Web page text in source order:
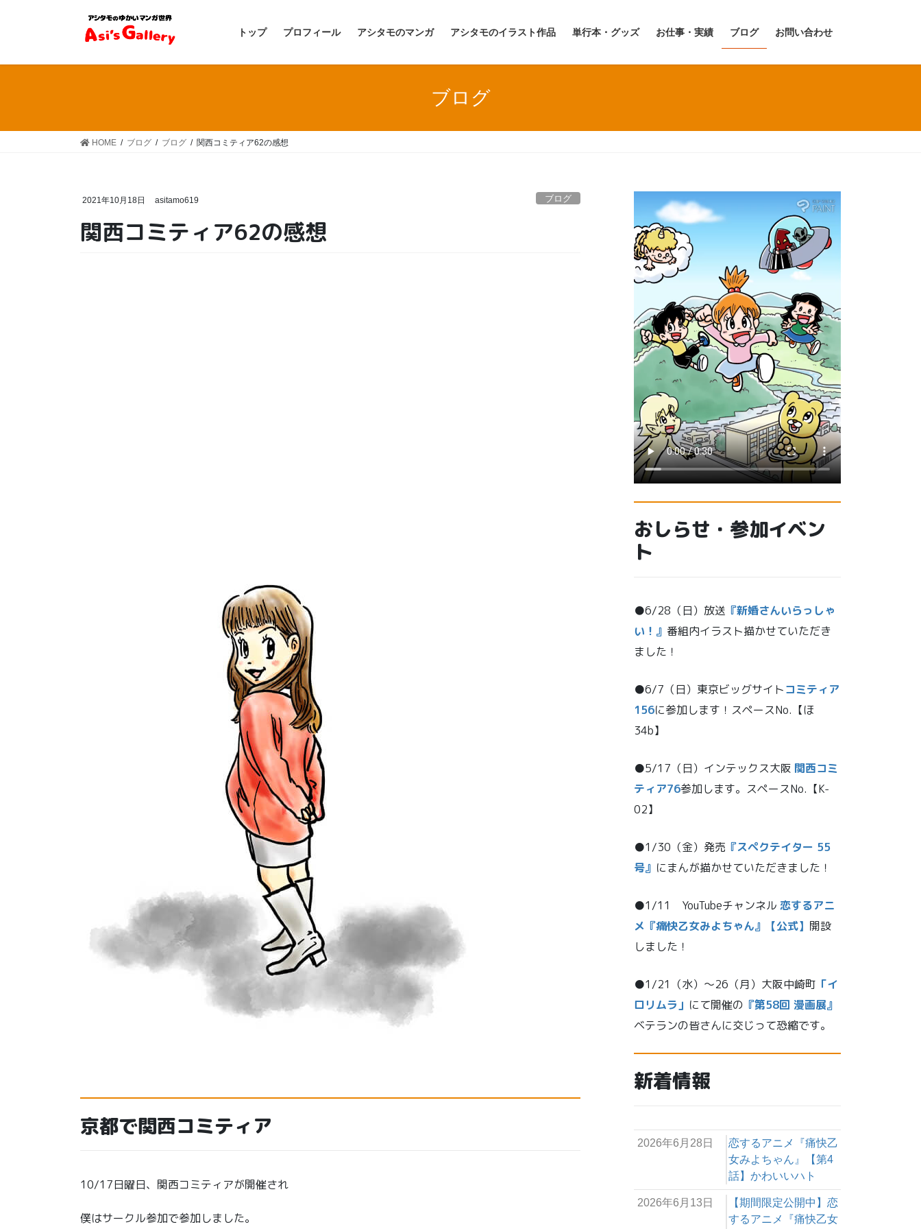
トップ プロフィール アシタモのマンガ アシタモのイラスト作品 単行本・グッズ お仕事・実績 ブログ お問い合わせ
ブログ
HOME ブログ ブログ 関西コミティア62の感想
2021年10月18日 asitamo619 ブログ
関西コミティア62の感想
京都で関西コミティア
10/17日曜日、関西コミティアが開催され
僕はサークル参加で参加しました。
おしらせ・参加イベン
ト
●6/28（日）放送 『新婚さんいらっしゃ
い！』 番組内イラスト描かせていただき
ました！
●6/7（日）東京ビッグサイトコミティア
156に参加します！スペースNo.【ほ
34b】
●5/17（日）インテックス大阪 関西コミ
ティア76参加します。スペースNo.【K-
02】
●1/30（金）発売 『スペクテイター 55
号』 にまんが描かせていただきました！
●1/11 YouTubeチャンネル恋するアニ
メ『痛快乙女みよちゃん』【公式】 開設
しました！
●1/21（水）～26（月）大阪中崎町 「イ
ロリムラ」 にて開催の 『第58回 漫画展』
ベテランの皆さんに交じって恐縮です。
新着情報
2026年6月28日
恋するアニメ『痛快乙
女みよちゃん』【第4
話】かわいいハト
2026年6月13日
【期間限定公開中】恋
するアニメ『痛快乙女